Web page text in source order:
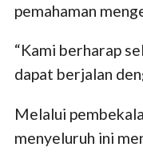
pemahaman
“Kami berharap
dapat berjalan
Melalui
menyeluruh ini